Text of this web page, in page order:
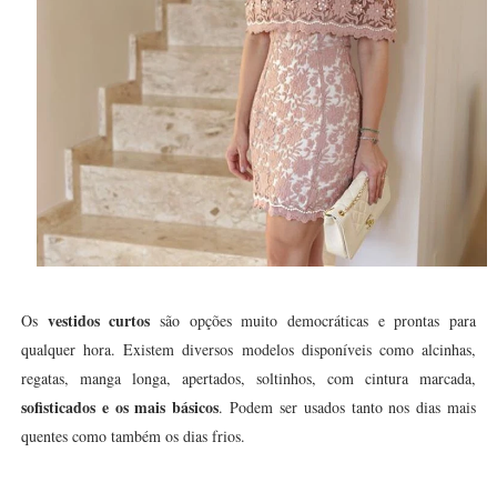
Osvestidos curtos são opções muito democráticas e prontas para
qualquer hora. Existem diversos modelos disponíveis como alcinhas,
regatas, manga longa, apertados, soltinhos, com cintura marcada,
sofisticados e os mais básicos. Podem ser usados tanto nos dias mais
quentes como também os dias frios.